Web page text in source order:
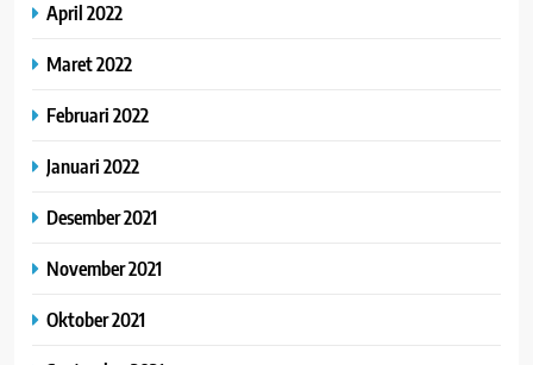
April 2022
Maret 2022
Februari 2022
Januari 2022
Desember 2021
November 2021
Oktober 2021